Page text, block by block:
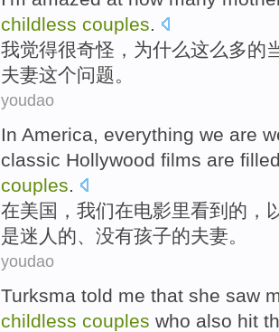
childless couples.
我觉得很奇怪， 为什么这么多的
夫妻这个问题。
youdao
In America, everything we are
classic Hollywood films are
couples.
在美国 ， 我们在电影里看到 的，
是迷人 的、 没有孩子的夫妻。
youdao
Turksma told me that she saw
childless couples who also hit